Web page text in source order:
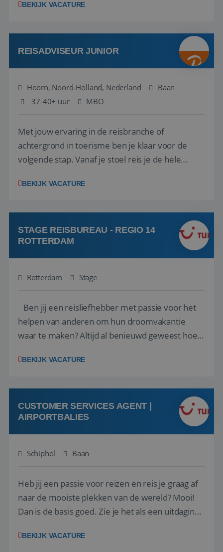
vakantiegangers de meest prachtige plekjes op
werken: of het nu gaat om vragen ...
BEKIJK VACATURE
REISADVISEUR JUNIOR
Hoorn, Noord-Holland, Nederland
Baan
37-40+ uur
MBO
Met jouw ervaring in de reisbranche of
achtergrond in toerisme ben je klaar voor de
volgende stap. Vanaf je stoel reis je de hele
wensen van je team, je klant en wat er in de
klanten te overtuigen om die droomreis te
boeken! ...
BEKIJK VACATURE
STAGE REISBUREAU - REGIO 14
ROTTERDAM
Rotterdam Stage
Ben jij een reisliefhebber met passie voor het
helpen van anderen om hun droomvakantie
waar te maken? Altijd al benieuwd geweest hoe
van de grootste reisorganisaties? Dan is een
op zoek naar een enthousiaste, leergie...
BEKIJK VACATURE
CUSTOMER SERVICES AGENT |
AIRPORTBALIES
Schiphol Baan
Heb jij een passie voor reizen en reis je graag af
naar de mooiste plekken van de wereld? Mooi!
Dan is de basis goed. Zie je het als een uitdaging
het samenstellen en boeken van de perfecte
BEKIJK VACATURE